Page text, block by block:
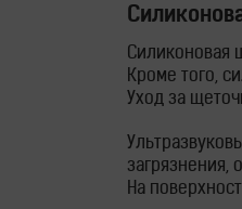
генераторы
Водородные
кувшины
Силиконовая
Кроме того,
Уход за
загрязнения,
На